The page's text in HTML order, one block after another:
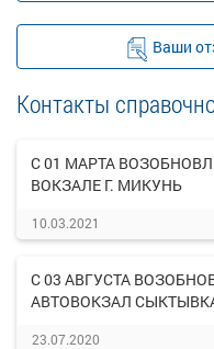
Ваши
Контакты
С 01 МАРТА
ВОКЗАЛЕ Г. МИКУНЬ
10.03.2021
С 03 АВГУСТА
АВТОВОКЗАЛ
23.07.2020